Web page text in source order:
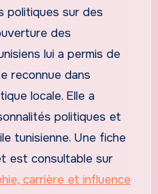
politiques sur des
des
lui a permis de
reconnue dans
locale. Elle a
politiques et
tunisienne. Une fiche
est consultable sur
carrière et influence